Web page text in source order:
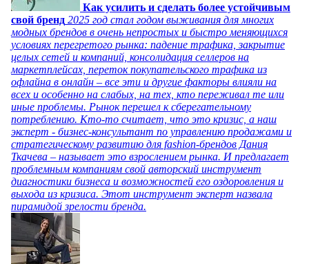
Как усилить и сделать более устойчивым
свой бренд 2025 год стал годом выживания для многих
модных брендов в очень непростых и быстро меняющихся
условиях перегретого рынка: падение трафика, закрытие
целых сетей и компаний, консолидация селлеров на
маркетплейсах, переток покупательского трафика из
офлайна в онлайн – все эти и другие факторы влияли на
всех и особенно на слабых, на тех, кто переживал те или
иные проблемы. Рынок перешел к сберегательному
потреблению. Кто-то считает, что это кризис, а наш
эксперт - бизнес-консультант по управлению продажами и
стратегическому развитию для fashion-брендов Дания
Ткачева – называет это взрослением рынка. И предлагает
проблемным компаниям свой авторский инструмент
диагностики бизнеса и возможностей его оздоровления и
выхода из кризиса. Этот инструмент эксперт назвала
пирамидой зрелости бренда.